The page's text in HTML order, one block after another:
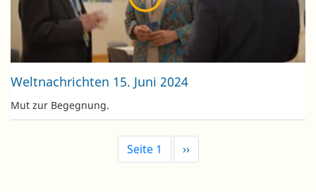
Weltnachrichten 15. Juni 2024
Mut zur Begegnung.
Seitennummerierung
Seite 1
Nächste
Seite
››